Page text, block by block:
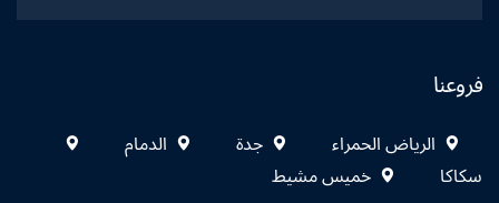
فروعنا
الرياض الحمراء جدة
الدمام
سكاكا
خميس مشيط